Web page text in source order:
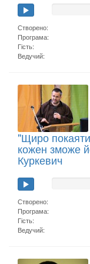
Створено:
Програма:
Гість:
Ведучий:
"Щиро
кожен зможе
Куркевич
Створено:
Програма:
Гість:
Ведучий: